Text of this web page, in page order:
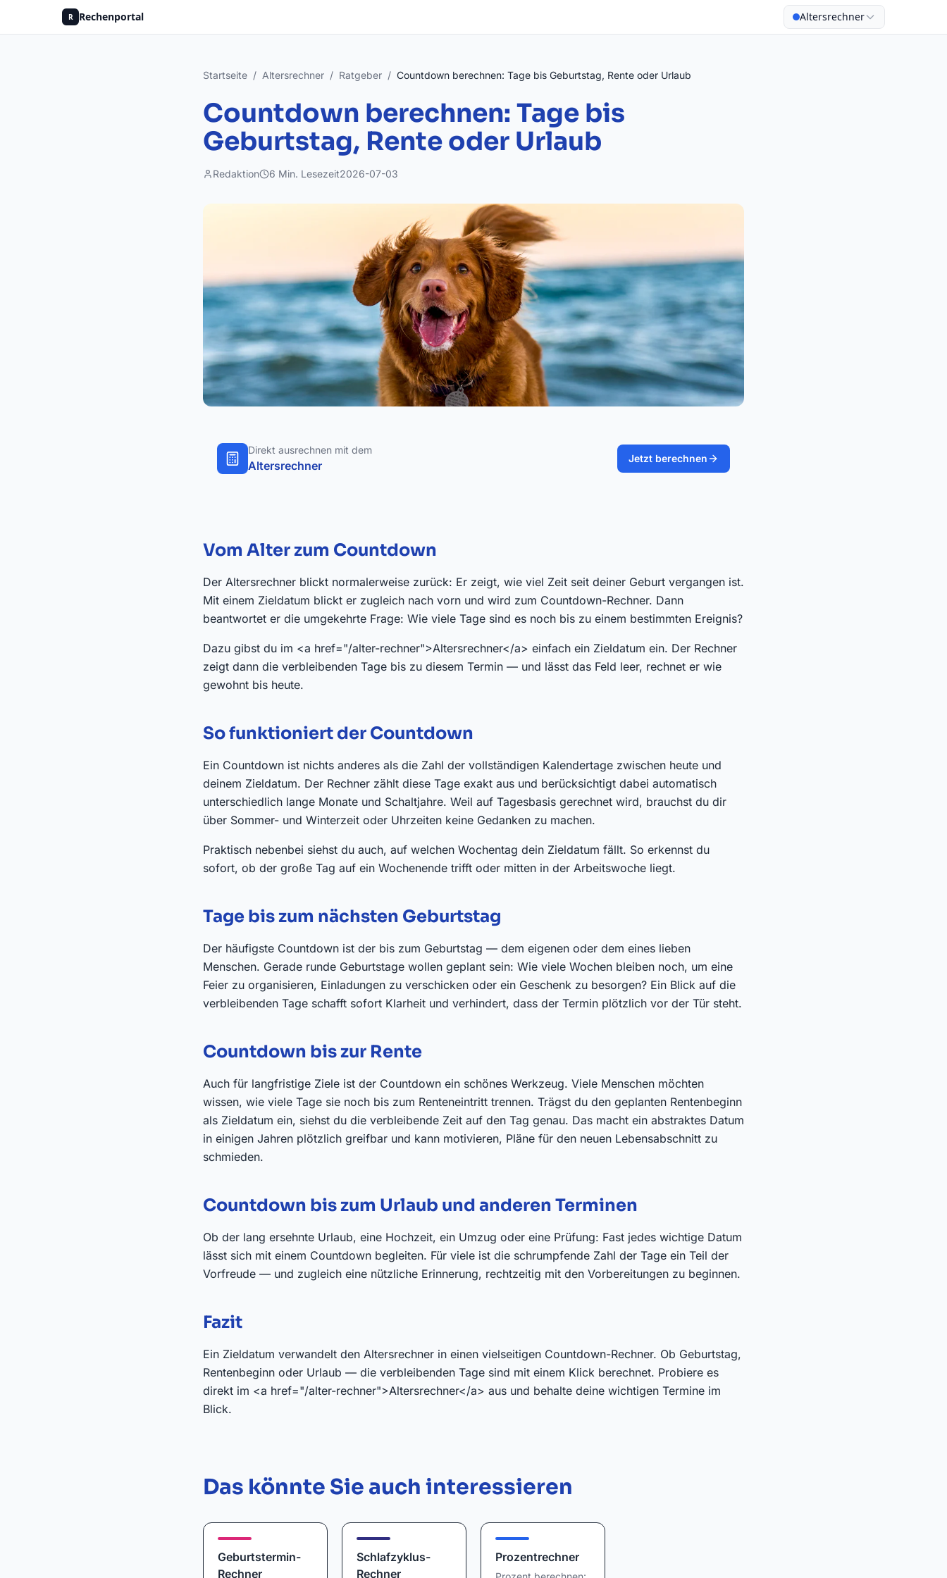
R Rechenportal Altersrechner
Startseite / Altersrechner / Ratgeber / Countdown berechnen: Tage bis Geburtstag, Rente oder Urlaub
Countdown berechnen: Tage bis
Geburtstag, Rente oder Urlaub
Redaktion 6 Min. Lesezeit2026-07-03
Direkt ausrechnen mit dem
Altersrechner
Jetzt berechnen
Vom Alter zum Countdown
Der Altersrechner blickt normalerweise zurück: Er zeigt, wie viel Zeit seit deiner Geburt vergangen ist.
Mit einem Zieldatum blickt er zugleich nach vorn und wird zum Countdown-Rechner. Dann
beantwortet er die umgekehrte Frage: Wie viele Tage sind es noch bis zu einem bestimmten Ereignis?
Dazu gibst du im <a href="/alter-rechner">Altersrechner</a> einfach ein Zieldatum ein. Der Rechner
zeigt dann die verbleibenden Tage bis zu diesem Termin — und lässt das Feld leer, rechnet er wie
gewohnt bis heute.
So funktioniert der Countdown
Ein Countdown ist nichts anderes als die Zahl der vollständigen Kalendertage zwischen heute und
deinem Zieldatum. Der Rechner zählt diese Tage exakt aus und berücksichtigt dabei automatisch
unterschiedlich lange Monate und Schaltjahre. Weil auf Tagesbasis gerechnet wird, brauchst du dir
über Sommer- und Winterzeit oder Uhrzeiten keine Gedanken zu machen.
Praktisch nebenbei siehst du auch, auf welchen Wochentag dein Zieldatum fällt. So erkennst du
sofort, ob der große Tag auf ein Wochenende trifft oder mitten in der Arbeitswoche liegt.
Tage bis zum nächsten Geburtstag
Der häufigste Countdown ist der bis zum Geburtstag — dem eigenen oder dem eines lieben
Menschen. Gerade runde Geburtstage wollen geplant sein: Wie viele Wochen bleiben noch, um eine
Feier zu organisieren, Einladungen zu verschicken oder ein Geschenk zu besorgen? Ein Blick auf die
verbleibenden Tage schafft sofort Klarheit und verhindert, dass der Termin plötzlich vor der Tür steht.
Countdown bis zur Rente
Auch für langfristige Ziele ist der Countdown ein schönes Werkzeug. Viele Menschen möchten
wissen, wie viele Tage sie noch bis zum Renteneintritt trennen. Trägst du den geplanten Rentenbeginn
als Zieldatum ein, siehst du die verbleibende Zeit auf den Tag genau. Das macht ein abstraktes Datum
in einigen Jahren plötzlich greifbar und kann motivieren, Pläne für den neuen Lebensabschnitt zu
schmieden.
Countdown bis zum Urlaub und anderen Terminen
Ob der lang ersehnte Urlaub, eine Hochzeit, ein Umzug oder eine Prüfung: Fast jedes wichtige Datum
lässt sich mit einem Countdown begleiten. Für viele ist die schrumpfende Zahl der Tage ein Teil der
Vorfreude — und zugleich eine nützliche Erinnerung, rechtzeitig mit den Vorbereitungen zu beginnen.
Fazit
Ein Zieldatum verwandelt den Altersrechner in einen vielseitigen Countdown-Rechner. Ob Geburtstag,
Rentenbeginn oder Urlaub — die verbleibenden Tage sind mit einem Klick berechnet. Probiere es
direkt im <a href="/alter-rechner">Altersrechner</a> aus und behalte deine wichtigen Termine im
Blick.
Das könnte Sie auch interessieren
Geburtstermin-
Rechner
Schlafzyklus-
Rechner
Prozentrechner